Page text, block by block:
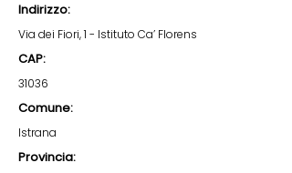
Indirizzo:
Via dei Fiori, 1 - Istituto Ca’ Florens
CAP:
31036
Comune:
Istrana
Provincia: